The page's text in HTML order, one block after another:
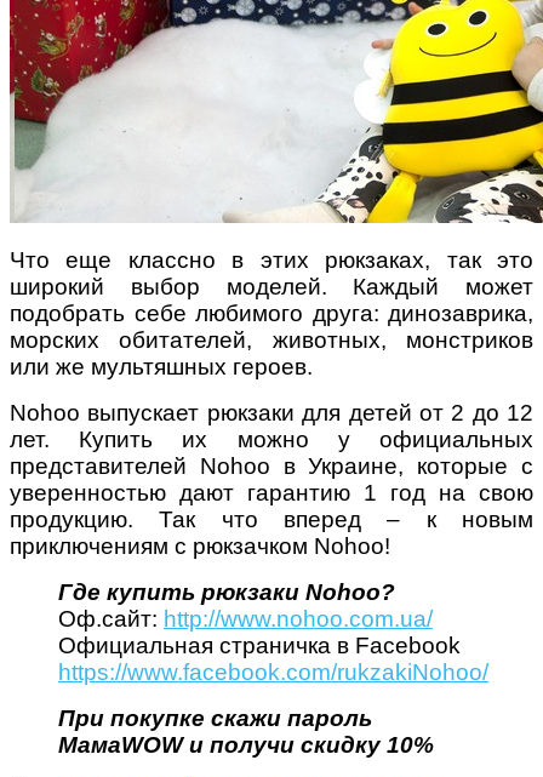
Что еще классно в этих рюкзаках, так это
широкий выбор моделей. Каждый может
подобрать себе любимого друга: динозаврика,
морских обитателей, животных, монстриков
или же мультяшных героев.
Nohoo выпускает рюкзаки для детей от 2 до 12
лет. Купить их можно у официальных
представителей Nohoo в Украине, которые с
уверенностью дают гарантию 1 год на свою
продукцию. Так что вперед – к новым
приключениям с рюкзачком Nohoo!
Где купить рюкзаки Nohoo?
Оф.сайт: http://www.nohoo.com.ua/
Официальная страничка в Facebook
https://www.facebook.com/rukzakiNohoo/
При покупке скажи пароль
МамаWOW и получи скидку 10%